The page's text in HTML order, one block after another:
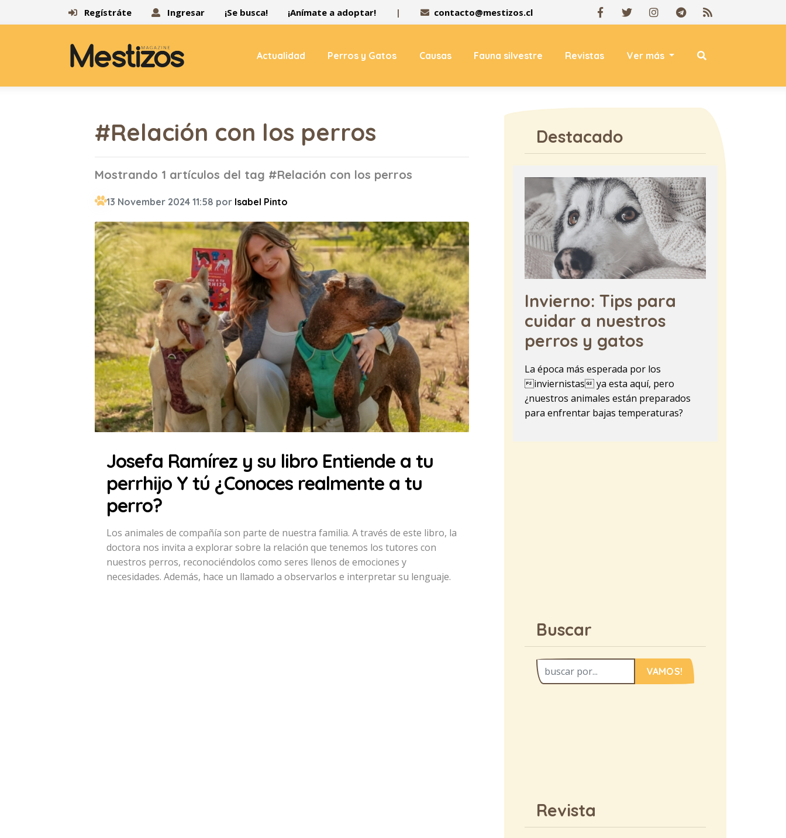
Regístráte Ingresar ¡Se busca! ¡Anímate a adoptar! | contacto@mestizos.cl
Actualidad Perros y Gatos Causas Fauna silvestre Revistas Ver más
#Relación con los perros
Mostrando 1 artículos del tag #Relación con los perros
13 November 2024 11:58 por Isabel Pinto
Josefa Ramírez y su libro Entiende a tu
perrhijo Y tú ¿Conoces realmente a tu
perro?
Los animales de compañía son parte de nuestra familia. A través de este libro, la
doctora nos invita a explorar sobre la relación que tenemos los tutores con
nuestros perros, reconociéndolos como seres llenos de emociones y
necesidades. Además, hace un llamado a observarlos e interpretar su lenguaje.
Destacado
Invierno: Tips para
cuidar a nuestros
perros y gatos
La época más esperada por los
inviernistas ya esta aquí, pero
¿nuestros animales están preparados
para enfrentar bajas temperaturas?
Buscar
VAMOS!
Revista